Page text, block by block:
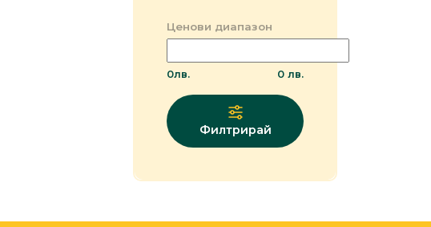
Ценови диапазон
0лв. 0 лв.
Филтрирай